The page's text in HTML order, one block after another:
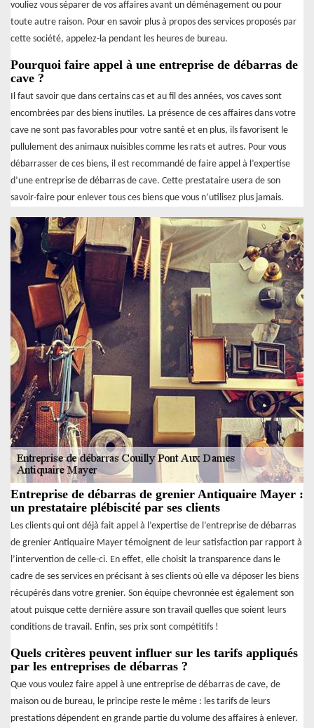
vouliez vous séparer de vos affaires avant un déménagement ou pour
toute autre raison. Pour en savoir plus à propos des services proposés par
cette société, appelez-la pendant les heures de bureau.
Pourquoi faire appel à une entreprise de débarras de
cave ?
Il faut savoir que dans certains cas et au fil des années, vos caves sont
encombrées par des biens inutiles. La présence de ces affaires dans votre
cave ne sont pas favorables pour votre santé et en plus, ils favorisent le
pullulement des animaux nuisibles comme les rats et autres. Pour vous
débarrasser de ces biens, il est recommandé de faire appel à l’expertise
d’une entreprise de débarras de cave. Cette prestataire usera de son
savoir-faire pour enlever tous ces biens que vous n’utilisez plus jamais.
Entreprise de débarras de grenier Antiquaire Mayer :
un prestataire plébiscité par ses clients
Les clients qui ont déjà fait appel à l’expertise de l’entreprise de débarras
de grenier Antiquaire Mayer témoignent de leur satisfaction par rapport à
l’intervention de celle-ci. En effet, elle choisit la transparence dans le
cadre de ses services en précisant à ses clients où elle va déposer les biens
récupérés dans votre grenier. Son équipe chevronnée est également son
atout puisque cette dernière assure son travail quelles que soient leurs
conditions de travail. Enfin, ses prix sont compétitifs !
Quels critères peuvent influer sur les tarifs appliqués
par les entreprises de débarras ?
Que vous voulez faire appel à une entreprise de débarras de cave, de
maison ou de bureau, le principe reste le même : les tarifs de leurs
prestations dépendent en grande partie du volume des affaires à enlever.